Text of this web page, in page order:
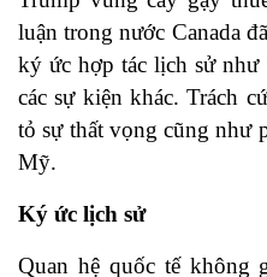
luận trong nước Canada
ký ức hợp tác lịch sử
các sự kiện khác. Trách
tỏ sự thất vọng cũng như
Mỹ.
Ký ức lịch sử
Quan hệ quốc tế không